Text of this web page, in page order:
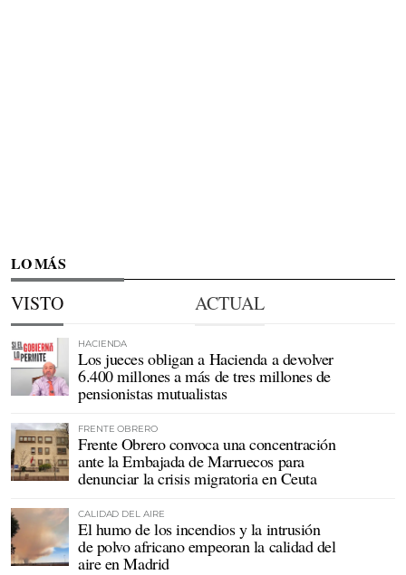
LO MÁS
VISTO ACTUAL
HACIENDA
Los jueces obligan a Hacienda a devolver
6.400 millones a más de tres millones de
pensionistas mutualistas
FRENTE OBRERO
Frente Obrero convoca una concentración
ante la Embajada de Marruecos para
denunciar la crisis migratoria en Ceuta
CALIDAD DEL AIRE
El humo de los incendios y la intrusión
de polvo africano empeoran la calidad del
aire en Madrid